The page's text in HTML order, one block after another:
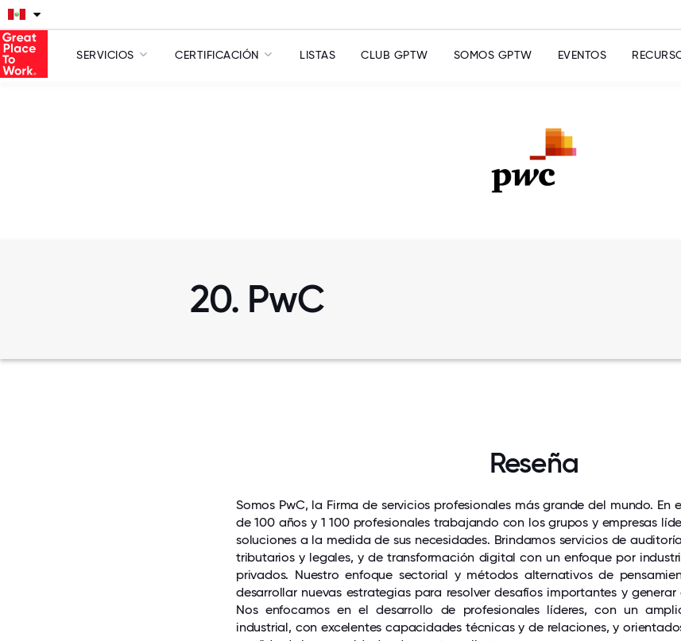
SERVICIOS CERTIFICACIÓN LISTAS CLUB GPTW SOMOS GPTW EVENTOS
20. PwC
Reseña
Somos PwC, la Firma de servicios profesionales más grande del mundo. En
de 100 años y 1 100 profesionales trabajando con los grupos y empresas
soluciones a la medida de sus necesidades. Brindamos servicios de
tributarios y legales, y de transformación digital con un enfoque por
privados. Nuestro enfoque sectorial y métodos alternativos de
desarrollar nuevas estrategias para resolver desafíos importantes y
Nos enfocamos en el desarrollo de profesionales líderes, con un
industrial, con excelentes capacidades técnicas y de relaciones, y